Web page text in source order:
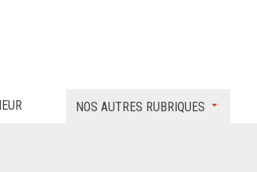
NOS AUTRES RUBRIQUES